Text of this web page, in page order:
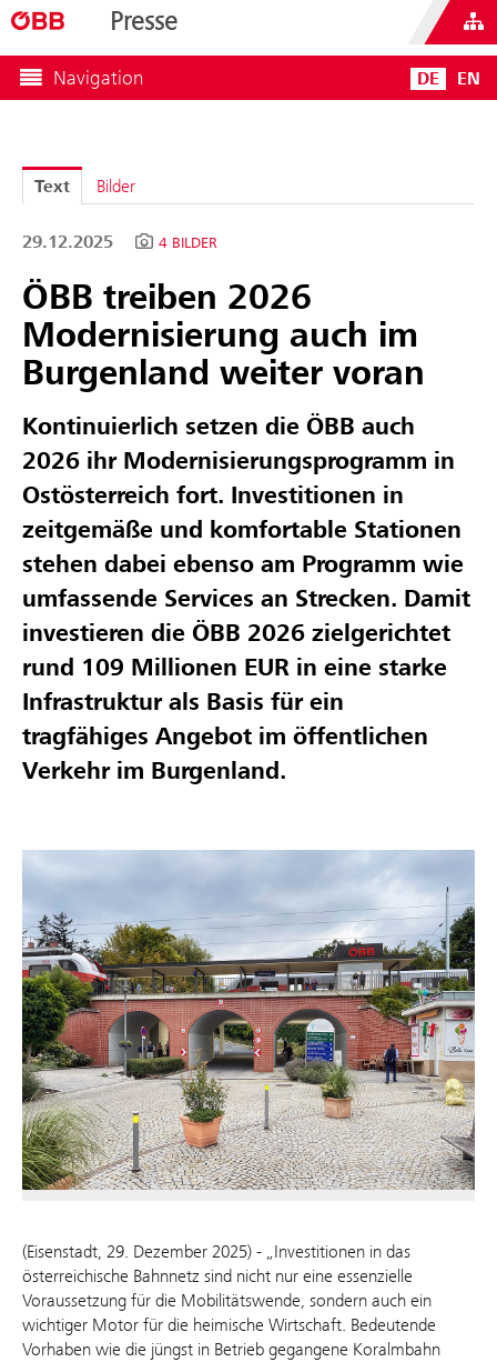
Presse
Navigation DE EN
Text Bilder
29.12.2025 4 BILDER
ÖBB treiben 2026
Modernisierung auch im
Burgenland weiter voran
Kontinuierlich setzen die ÖBB auch
2026 ihr Modernisierungsprogramm in
Ostösterreich fort. Investitionen in
zeitgemäße und komfortable Stationen
stehen dabei ebenso am Programm wie
umfassende Services an Strecken. Damit
investieren die ÖBB 2026 zielgerichtet
rund 109 Millionen EUR in eine starke
Infrastruktur als Basis für ein
tragfähiges Angebot im öffentlichen
Verkehr im Burgenland.
(Eisenstadt, 29. Dezember 2025) - „Investitionen in das
österreichische Bahnnetz sind nicht nur eine essenzielle
Voraussetzung für die Mobilitätswende, sondern auch ein
wichtiger Motor für die heimische Wirtschaft. Bedeutende
Vorhaben wie die jüngst in Betrieb gegangene Koralmbahn